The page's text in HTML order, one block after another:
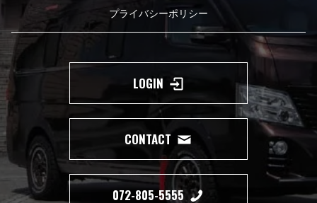
プライバシーポリシー
LOGIN
CONTACT
072-805-5555